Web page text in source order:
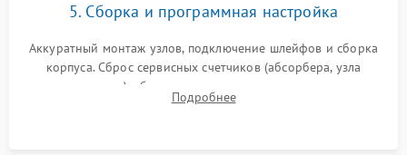
5. Сборка и программная настройка
Аккуратный монтаж узлов, подключение шлейфов и сборка
корпуса. Сброс сервисных счетчиков (абсорбера, узла
закрепления), обновление прошивки и программная
калибровка цветопередачи и позиционирования сканера.
Подробнее